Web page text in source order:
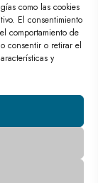
como las cookies
El consentimiento
comportamiento de
consentir o retirar el
y
derechos
cookies (UE)
Generation (EU)